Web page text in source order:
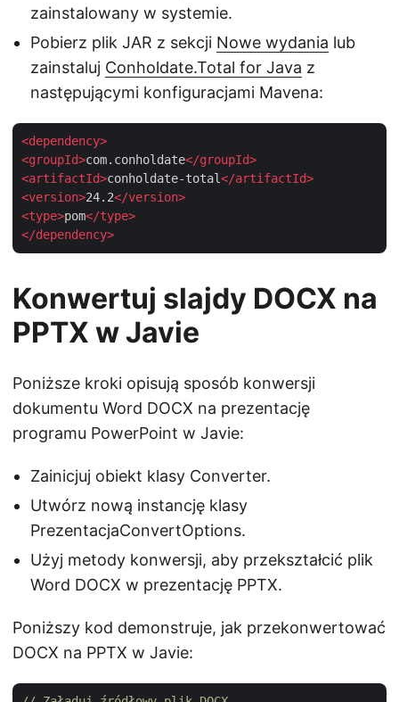
zainstalowany w systemie.
Pobierz plik JAR z sekcji Nowe wydania lub
zainstaluj Conholdate.Total for Java z
następującymi konfiguracjami Mavena:
<dependency>
<groupId>com.conholdate</groupId>
<artifactId>conholdate-total</artifactId>
<version>24.2</version>
<type>pom</type>
</dependency>
Konwertuj slajdy DOCX na
PPTX w Javie
Poniższe kroki opisują sposób konwersji
dokumentu Word DOCX na prezentację
programu PowerPoint w Javie:
Zainicjuj obiekt klasy Converter.
Utwórz nową instancję klasy
PrezentacjaConvertOptions.
Użyj metody konwersji, aby przekształcić plik
Word DOCX w prezentację PPTX.
Poniższy kod demonstruje, jak przekonwertować
DOCX na PPTX w Javie: